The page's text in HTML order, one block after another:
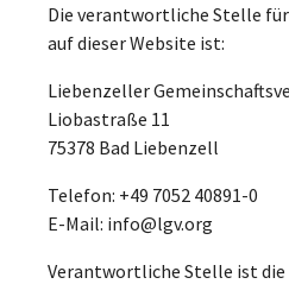
Die verantwortliche Stelle
auf dieser Website ist:
Liebenzeller
Liobastraße 11
75378 Bad Liebenzell
Telefon: +49 7052 40891-0
E-Mail: info@lgv.org
Verantwortliche Stelle ist